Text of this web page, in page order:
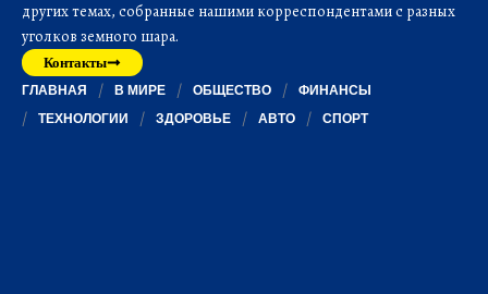
других темах, собранные нашими корреспондентами с разных
уголков земного шара.
Контакты
ГЛАВНАЯ В МИРЕ ОБЩЕСТВО
ФИНАНСЫ
ТЕХНОЛОГИИ
ЗДОРОВЬЕ АВТО СПОРТ